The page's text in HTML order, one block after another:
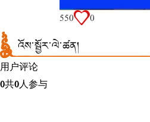
550
0
འོས་སྦྱོར་ལེ་ཚན།
用户评论
0共0人参与